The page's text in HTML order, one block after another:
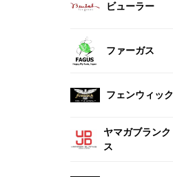
ビューラー
ファーガス
フェンウィック
ヤマガブランク
ス